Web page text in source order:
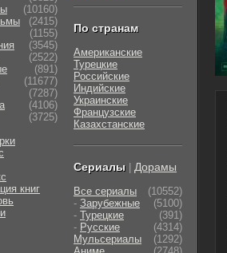
(10160)
(2415)
(1155)
(3545)
(2522)
(891)
(11677)
(7287)
(4106)
(3725)
книг
По странам
Американские
Турецкие
Российские
Индийские
Украинские
Французские
Казахстанские
Сериалы Дорамы
Все сериалы
(10552)
- Зарубежные
(5100)
- Турецкие
(391)
- Русские
(4314)
Мульсериалы
(1292)